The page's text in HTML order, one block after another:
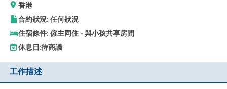
香港
合約狀況: 任何狀況
住宿條件: 僱主同住 - 與小孩共享房間
休息日:待商議
工作描述